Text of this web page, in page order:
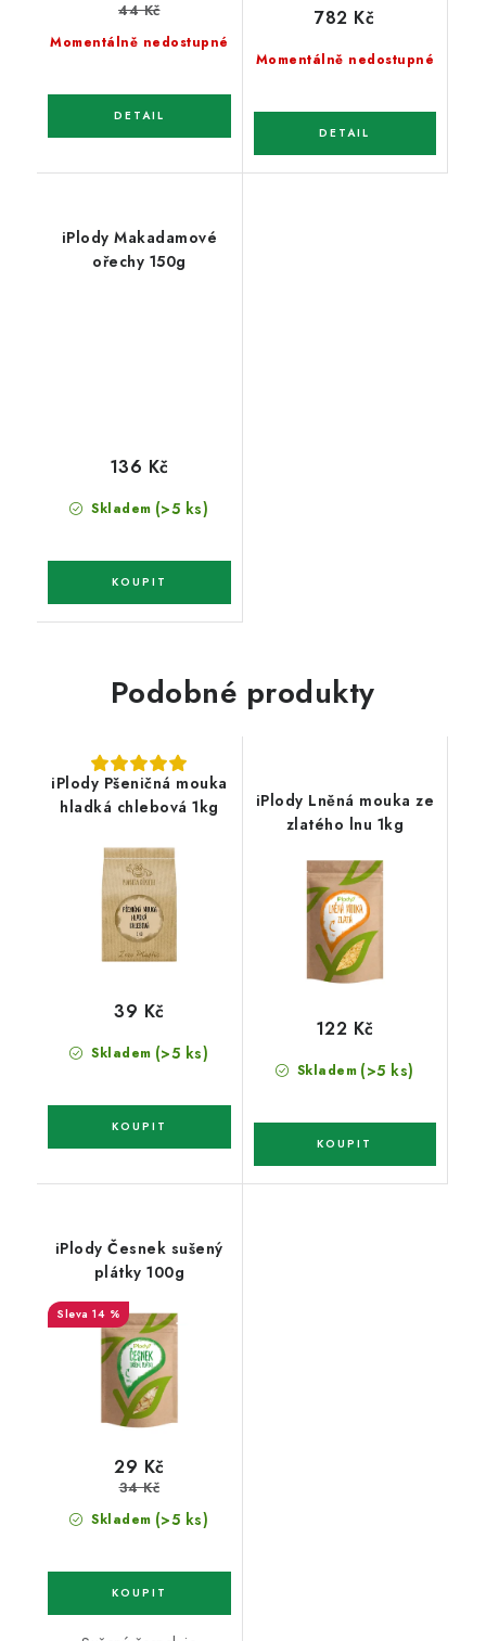
Momentálně nedostupné
44 Kč
Momentálně nedostupné
782 Kč
iPlody Makadamové
ořechy 150g
Skladem (>5 ks)
136 Kč
Podobné produkty
iPlody Pšeničná mouka
hladká chlebová 1kg
Skladem (>5 ks)
39 Kč
iPlody Lněná mouka ze
zlatého lnu 1kg
Skladem (>5 ks)
122 Kč
iPlody Česnek sušený
plátky 100g
14 %
Skladem (>5 ks)
29 Kč
34 Kč